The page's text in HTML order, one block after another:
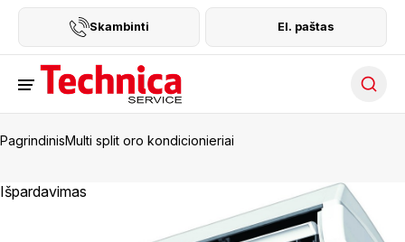
Skambinti El. paštas
PagrindinisMulti split oro kondicionieriai
Išpardavimas